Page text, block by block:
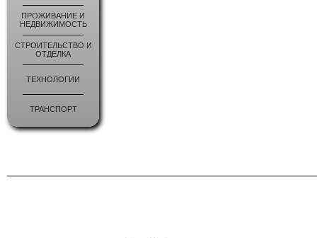
ПРОЖИВАНИЕ И
НЕДВИЖИМОСТЬ
СТРОИТЕЛЬСТВО И
ОТДЕЛКА
ТЕХНОЛОГИИ
ТРАНСПОРТ